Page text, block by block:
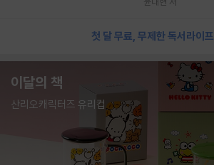
첫 달 무료, 무제한 독서라이프
이달의 책
산리오캐릭터즈 유리컵